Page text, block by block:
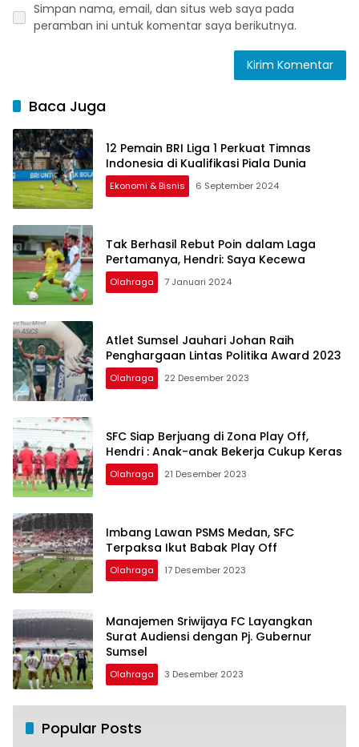
Simpan nama, email, dan situs web saya pada
peramban ini untuk komentar saya berikutnya.
Baca Juga
12 Pemain BRI Liga 1 Perkuat Timnas
Indonesia di Kualifikasi Piala Dunia
Ekonomi & Bisnis 6 September 2024
Tak Berhasil Rebut Poin dalam Laga
Pertamanya, Hendri: Saya Kecewa
Olahraga 7 Januari 2024
Atlet Sumsel Jauhari Johan Raih
Penghargaan Lintas Politika Award 2023
Olahraga 22 Desember 2023
SFC Siap Berjuang di Zona Play Off,
Hendri : Anak-anak Bekerja Cukup Keras
Olahraga 21 Desember 2023
Imbang Lawan PSMS Medan, SFC
Terpaksa Ikut Babak Play Off
Olahraga 17 Desember 2023
Manajemen Sriwijaya FC Layangkan
Surat Audiensi dengan Pj. Gubernur
Sumsel
Olahraga 3 Desember 2023
Popular Posts